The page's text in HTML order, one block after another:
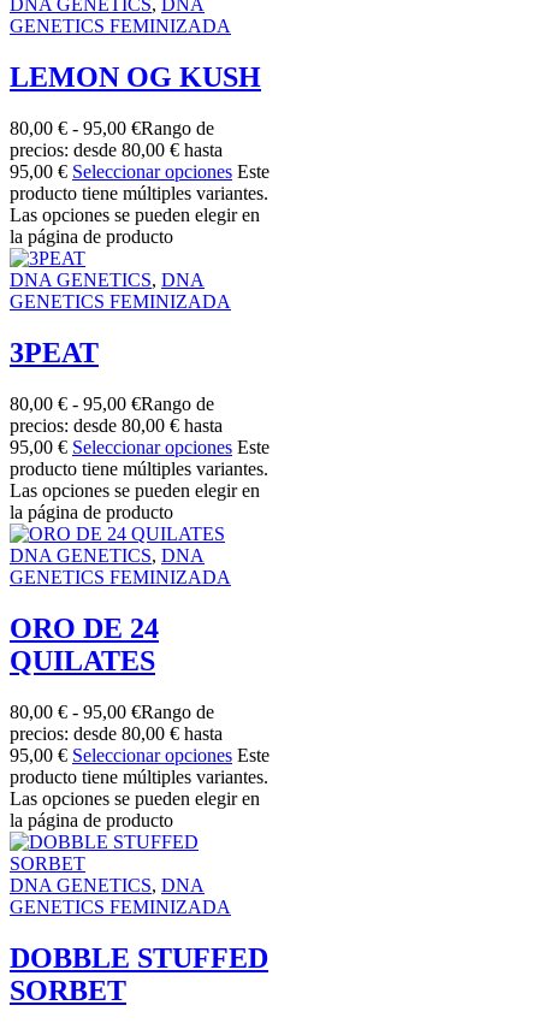
DNA GENETICS, DNA
GENETICS FEMINIZADA
LEMON OG KUSH
80,00 € - 95,00 €Rango de
precios: desde 80,00 € hasta
95,00 € Seleccionar opciones Este
producto tiene múltiples variantes.
Las opciones se pueden elegir en
la página de producto
DNA GENETICS, DNA
GENETICS FEMINIZADA
3PEAT
80,00 € - 95,00 €Rango de
precios: desde 80,00 € hasta
95,00 € Seleccionar opciones Este
producto tiene múltiples variantes.
Las opciones se pueden elegir en
la página de producto
DNA GENETICS, DNA
GENETICS FEMINIZADA
ORO DE 24
QUILATES
80,00 € - 95,00 €Rango de
precios: desde 80,00 € hasta
95,00 € Seleccionar opciones Este
producto tiene múltiples variantes.
Las opciones se pueden elegir en
la página de producto
DNA GENETICS, DNA
GENETICS FEMINIZADA
DOBBLE STUFFED
SORBET